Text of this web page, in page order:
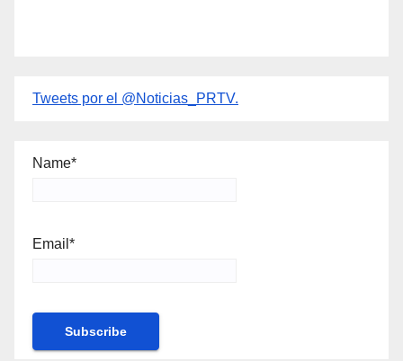
Tweets por el @Noticias_PRTV.
Name*
Email*